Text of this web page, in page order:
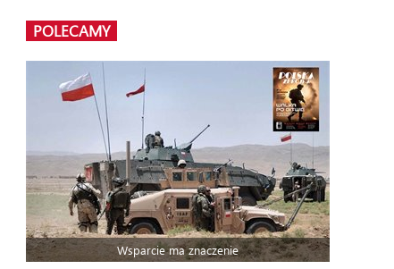
POLECAMY
Wsparcie ma znaczenie